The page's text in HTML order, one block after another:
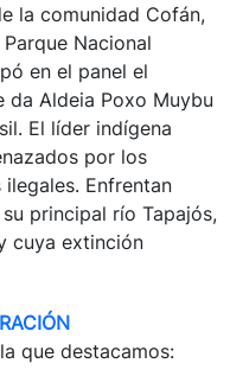
la comunidad Cofán,
Nacional
en el panel el
da Aldeia Poxo Muybu
El líder indígena
por los
Enfrentan
principal río Tapajós,
cuya extinción
que destacamos: